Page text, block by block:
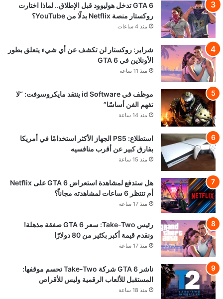
GTA 6 تدخل هوليوود قبل الإطلاق.. لماذا اختارت
روكستار منصة Netflix بدلًا من YouTube؟
منذ 4 ساعات
شراير: روكستار لن تكشف عن أي شيء يتعلق بطور
الأونلاين في GTA 6
منذ 11 ساعة
موظف في id Software ينتقد مايكروسوفت: “لا
تفهم الفن أساسًا”
منذ 14 ساعة
استطلاع: PS5 الجهاز الأكثر استخدامًا في أمريكا
بفارق كبير عن أقرب منافسيه
منذ 15 ساعة
هل ستدفع لمشاهدة استعراض GTA 6 على Netflix
أم تنتظر 6 ساعات لمشاهدته مجاناً؟
منذ 17 ساعة
رئيس Take-Two: سعر GTA 6 صفقة مذهلة!
ونقدم قيمة أكبر بكثير من 80 دولارًا
منذ 17 ساعة
ناشر GTA 6 شركة Take-Two تحسم موقفها:
المستقبل للألعاب الرقمية وليس للأقراص
منذ 18 ساعة